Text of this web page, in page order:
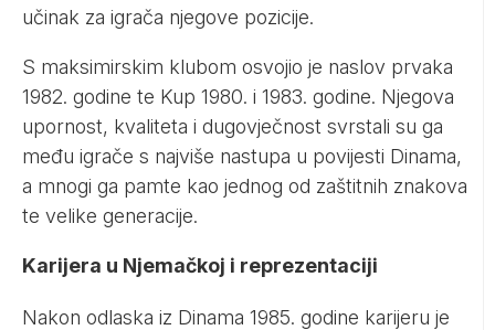
učinak za igrača njegove pozicije.
S maksimirskim klubom osvojio je naslov prvaka
1982. godine te Kup 1980. i 1983. godine. Njegova
upornost, kvaliteta i dugovječnost svrstali su ga
među igrače s najviše nastupa u povijesti Dinama,
a mnogi ga pamte kao jednog od zaštitnih znakova
te velike generacije.
Karijera u Njemačkoj i reprezentaciji
Nakon odlaska iz Dinama 1985. godine karijeru je